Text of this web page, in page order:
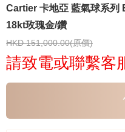
Cartier 卡地亞 藍氣球系
18kt玫瑰金/鑽
HKD 151,000.00(原價)
請致電或聯繫客